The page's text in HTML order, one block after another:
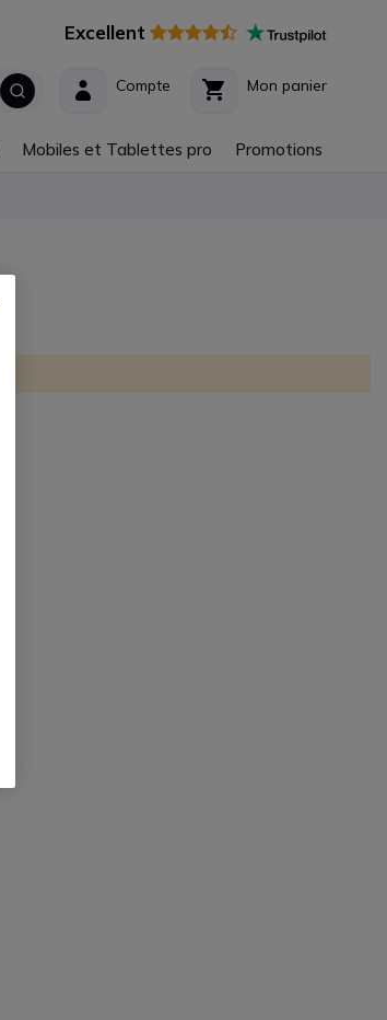
Excellent
Mon panier
Compte
Mobiles et Tablettes pro Promotions